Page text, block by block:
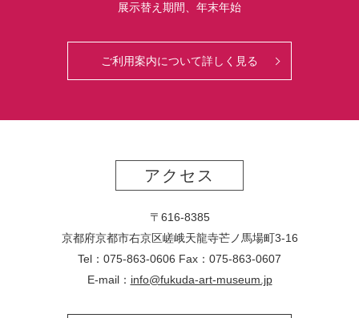
展示替え期間、年末年始
ご利用案内について詳しく見る
アクセス
〒616-8385
京都府京都市右京区嵯峨天龍寺芒ノ馬場町3-16
Tel：075-863-0606 Fax：075-863-0607
E-mail： info@fukuda-art-museum.jp